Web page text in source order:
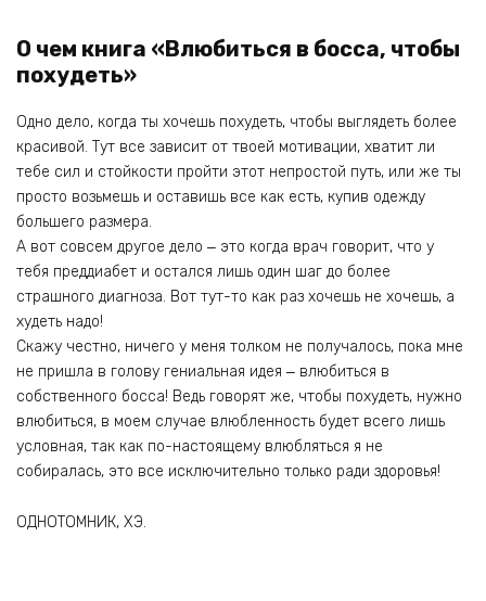
О чем книга «Влюбиться в босса, чтобы
похудеть»
Одно дело, когда ты хочешь похудеть, чтобы выглядеть более
красивой. Тут все зависит от твоей мотивации, хватит ли
тебе сил и стойкости пройти этот непростой путь, или же ты
просто возьмешь и оставишь все как есть, купив одежду
большего размера.
А вот совсем другое дело ‒ это когда врач говорит, что у
тебя преддиабет и остался лишь один шаг до более
страшного диагноза. Вот тут-то как раз хочешь не хочешь, а
худеть надо!
Скажу честно, ничего у меня толком не получалось, пока мне
не пришла в голову гениальная идея ‒ влюбиться в
собственного босса! Ведь говорят же, чтобы похудеть, нужно
влюбиться, в моем случае влюбленность будет всего лишь
условная, так как по-настоящему влюбляться я не
собиралась, это все исключительно только ради здоровья!
ОДНОТОМНИК, ХЭ.